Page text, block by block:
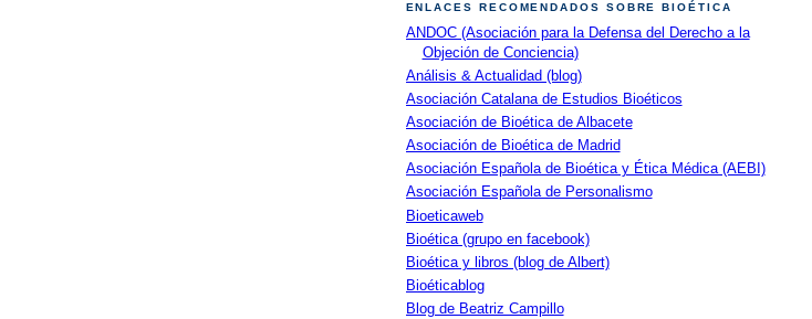
ENLACES RECOMENDADOS SOBRE BIOÉTICA
ANDOC (Asociación para la Defensa del Derecho a la
Objeción de Conciencia)
Análisis & Actualidad (blog)
Asociación Catalana de Estudios Bioéticos
Asociación de Bioética de Albacete
Asociación de Bioética de Madrid
Asociación Española de Bioética y Ética Médica (AEBI)
Asociación Española de Personalismo
Bioeticaweb
Bioética (grupo en facebook)
Bioética y libros (blog de Albert)
Bioéticablog
Blog de Beatriz Campillo